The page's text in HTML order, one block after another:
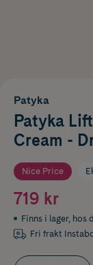
Patyka
Patyka
Cream -
Nice Price
719 kr
Finns i lager, hos
Fri frakt